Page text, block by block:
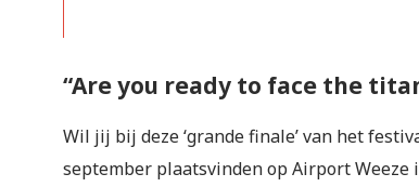
“Are you ready to face the
Wil jij bij deze ‘grande finale’ van het
september plaatsvinden op Airport